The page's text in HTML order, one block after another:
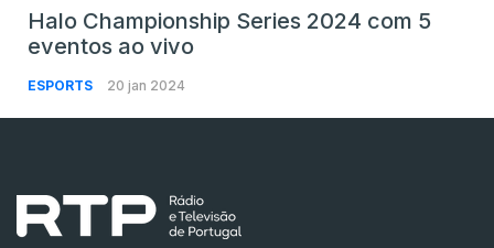
Halo Championship Series 2024 com 5
eventos ao vivo
ESPORTS 20 jan 2024